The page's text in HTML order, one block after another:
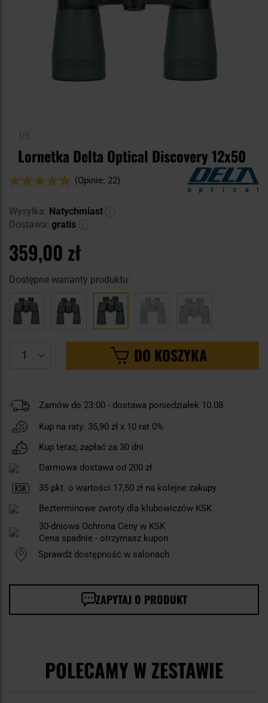
Lornetka Delta Optical Discovery 12x50
Ocena:
(Opinie: 22)
Wysyłka: Natychmiast
Dostawa: gratis
359,00 zł
Dostępne warianty produktu:
DO KOSZYKA
Zamów do 23:00 - dostawa poniedziałek 10.08
Kup na raty: 35,90 zł x 10 rat 0%
Kup teraz, zapłać za 30 dni
Darmowa dostawa od 200 zł
35 pkt. o wartości 17,50 zł na kolejne zakupy
Bezterminowe zwroty dla klubowiczów KSK
30-dniowa Ochrona Ceny w KSK
Cena spadnie - otrzymasz kupon
Sprawdź dostępność w salonach
ZAPYTAJ O PRODUKT
POLECAMY W ZESTAWIE